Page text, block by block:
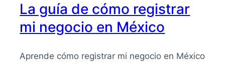
La guía de cómo registrar
mi negocio en México
Aprende cómo registrar mi negocio en México